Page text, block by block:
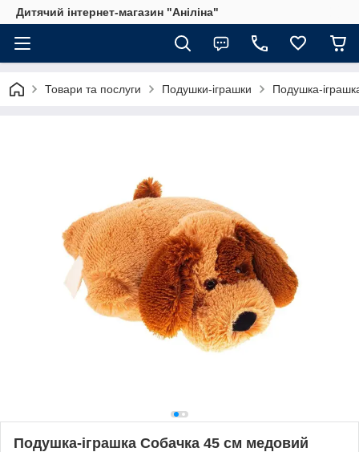
Дитячий інтернет-магазин "Аніліна"
Товари та послуги Подушки-іграшки Подушка-
Подушка-іграшка Собачка 45 см медовий